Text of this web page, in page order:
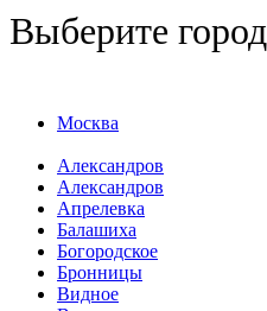
Выберите город
Москва
Александров
Александров
Апрелевка
Балашиха
Богородское
Бронницы
Видное